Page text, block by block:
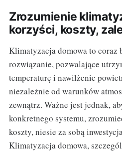
Zrozumienie
korzyści, koszty,
Klimatyzacja domowa to coraz
rozwiązanie, pozwalające
temperaturę i nawilżenie
niezależnie od warunków
zewnątrz. Ważne jest jednak,
konkretnego systemu,
koszty, niesie za sobą
Klimatyzacja domowa,